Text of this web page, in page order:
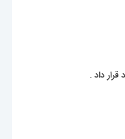
داد .